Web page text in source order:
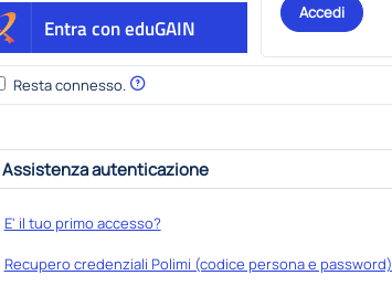
Entra con eduGAIN
Accedi
Resta connesso.
Assistenza autenticazione
E' il tuo primo accesso?
Recupero credenziali Polimi (codice persona e password)